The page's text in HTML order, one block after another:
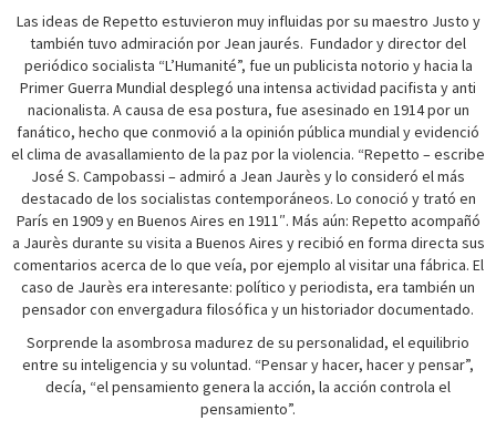
Las ideas de Repetto estuvieron muy influidas por su maestro Justo y
también tuvo admiración por Jean jaurés. Fundador y director del
periódico socialista “L’Humanité”, fue un publicista notorio y hacia la
Primer Guerra Mundial desplegó una intensa actividad pacifista y anti
nacionalista. A causa de esa postura, fue asesinado en 1914 por un
fanático, hecho que conmovió a la opinión pública mundial y evidenció
el clima de avasallamiento de la paz por la violencia. “Repetto – escribe
José S. Campobassi – admiró a Jean Jaurès y lo consideró el más
destacado de los socialistas contemporáneos. Lo conoció y trató en
París en 1909 y en Buenos Aires en 1911″. Más aún: Repetto acompañó
a Jaurès durante su visita a Buenos Aires y recibió en forma directa sus
comentarios acerca de lo que veía, por ejemplo al visitar una fábrica. El
caso de Jaurès era interesante: político y periodista, era también un
pensador con envergadura filosófica y un historiador documentado.
Sorprende la asombrosa madurez de su personalidad, el equilibrio
entre su inteligencia y su voluntad. “Pensar y hacer, hacer y pensar”,
decía, “el pensamiento genera la acción, la acción controla el
pensamiento”.